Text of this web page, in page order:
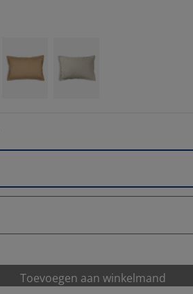
Toevoegen aan winkelmand